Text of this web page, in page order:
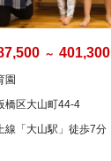
～ 401,300
園
橋区大山町44-4
線「大山駅」徒歩7分